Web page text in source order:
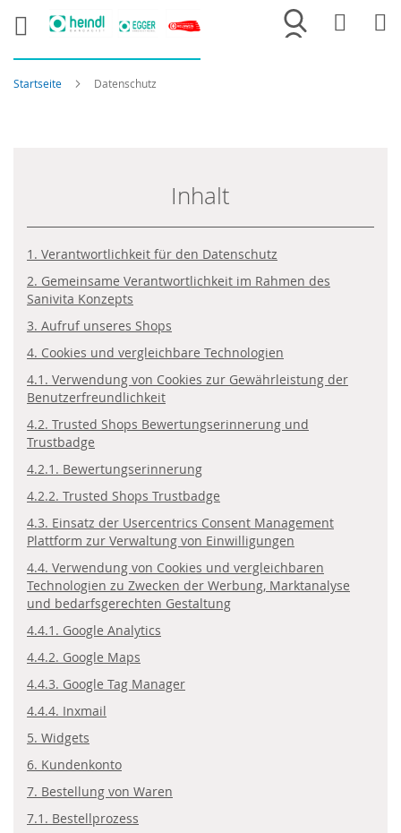
Merkliste
Startseite Datenschutz
Inhalt
1. Verantwortlichkeit für den Datenschutz
2. Gemeinsame Verantwortlichkeit im Rahmen des
Sanivita Konzepts
3. Aufruf unseres Shops
4. Cookies und vergleichbare Technologien
4.1. Verwendung von Cookies zur Gewährleistung der
Benutzerfreundlichkeit
4.2. Trusted Shops Bewertungserinnerung und
Trustbadge
4.2.1. Bewertungserinnerung
4.2.2. Trusted Shops Trustbadge
4.3. Einsatz der Usercentrics Consent Management
Plattform zur Verwaltung von Einwilligungen
4.4. Verwendung von Cookies und vergleichbaren
Technologien zu Zwecken der Werbung, Marktanalyse
und bedarfsgerechten Gestaltung
4.4.1. Google Analytics
4.4.2. Google Maps
4.4.3. Google Tag Manager
4.4.4. Inxmail
5. Widgets
6. Kundenkonto
7. Bestellung von Waren
7.1. Bestellprozess